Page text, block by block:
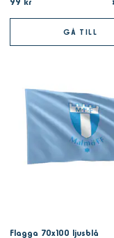
GÅ TILL
Flagga 70x100 ljusblå